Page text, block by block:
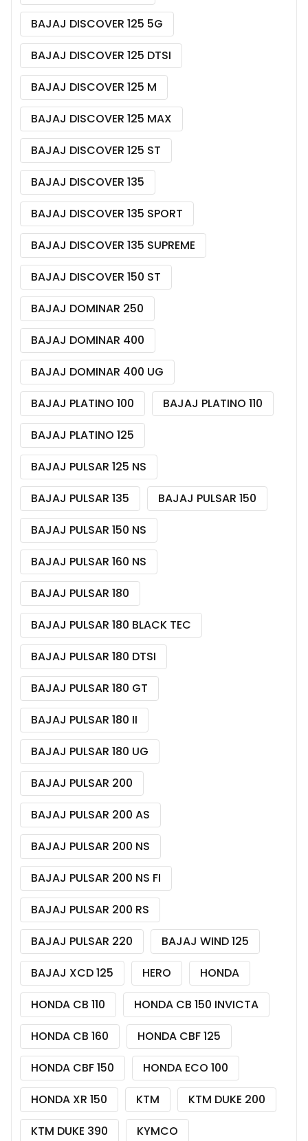
BAJAJ DISCOVER 125 5G
BAJAJ DISCOVER 125 DTSI
BAJAJ DISCOVER 125 M
BAJAJ DISCOVER 125 MAX
BAJAJ DISCOVER 125 ST
BAJAJ DISCOVER 135
BAJAJ DISCOVER 135 SPORT
BAJAJ DISCOVER 135 SUPREME
BAJAJ DISCOVER 150 ST
BAJAJ DOMINAR 250
BAJAJ DOMINAR 400
BAJAJ DOMINAR 400 UG
BAJAJ PLATINO 100
BAJAJ PLATINO 110
BAJAJ PLATINO 125
BAJAJ PULSAR 125 NS
BAJAJ PULSAR 135
BAJAJ PULSAR 150
BAJAJ PULSAR 150 NS
BAJAJ PULSAR 160 NS
BAJAJ PULSAR 180
BAJAJ PULSAR 180 BLACK TEC
BAJAJ PULSAR 180 DTSI
BAJAJ PULSAR 180 GT
BAJAJ PULSAR 180 II
BAJAJ PULSAR 180 UG
BAJAJ PULSAR 200
BAJAJ PULSAR 200 AS
BAJAJ PULSAR 200 NS
BAJAJ PULSAR 200 NS FI
BAJAJ PULSAR 200 RS
BAJAJ PULSAR 220
BAJAJ WIND 125
BAJAJ XCD 125
HERO
HONDA
HONDA CB 110
HONDA CB 150 INVICTA
HONDA CB 160
HONDA CBF 125
HONDA CBF 150
HONDA ECO 100
HONDA XR 150
KTM
KTM DUKE 200
KTM DUKE 390
KYMCO